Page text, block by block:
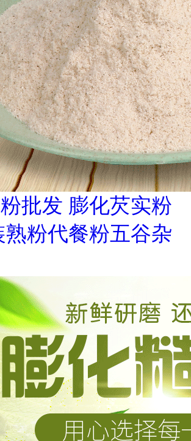
批发 膨化芡实粉
熟粉代餐粉五谷杂